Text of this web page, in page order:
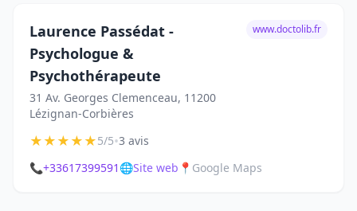
Laurence Passédat -
Psychologue &
Psychothérapeute
31 Av. Georges Clemenceau, 11200
Lézignan-Corbières
www.doctolib.fr
★★★★★5/5•3 avis
📞+33617399591 🌐Site web 📍 Google Maps